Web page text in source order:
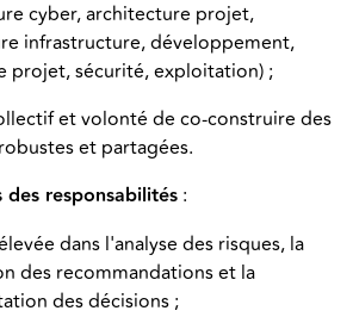
cyber, architecture projet,
infrastructure, développement,
projet, sécurité, exploitation) ;
et volonté de co-construire des
et partagées.
des responsabilités :
dans l'analyse des risques, la
des recommandations et la
des décisions ;